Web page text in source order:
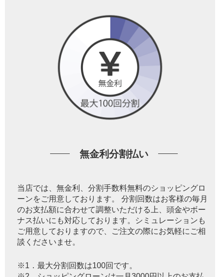
無金利分割払い
当店では、無金利、分割手数料無料のショッピングロ
ーンをご用意しております。 分割回数はお客様の毎月
のお支払額に合わせて調整いただける上、頭金やボー
ナス払いにも対応しております。シミュレーションも
ご用意しておりますので、ご注文の際にお気軽にご相
談くださいませ。
※1．最大分割回数は100回です。